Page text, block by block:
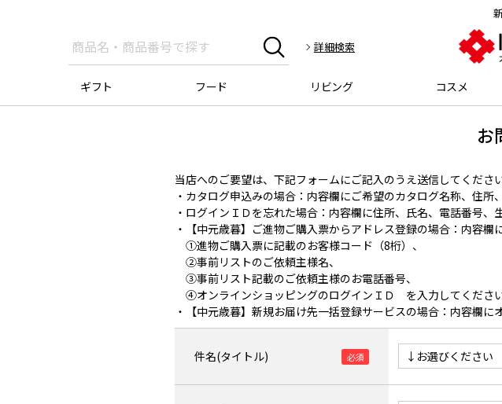
詳細検索
ギフト フード リビング コスメ
お
当店へのご要望は、下記フォームにご記入のうえ送信してください
・カタログ申込みの場合：内容欄にご希望のカタログ名称、住
・ログインＩＤを忘れた場合：内容欄に住所、氏名、電話番号、
・【中元歳暮】ご進物ご購入票からアドレス登録の場合：内容欄
①進物ご購入票に記載のお客様コード（8桁）、
②事前リストのご依頼主様名、
③事前リスト記載のご依頼主様のお電話番号、
④オンラインショッピングのログインＩＤ を入力してください
・【中元歳暮】新規お届け先一括登録サービスの場合：内容欄に
件名(タイトル)